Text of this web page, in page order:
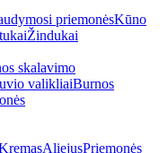
priemonėsKūno
Žindukai
skalavimo
valikliaiBurnos
AliejusPriemonės